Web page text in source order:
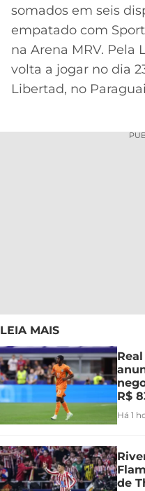
somados em seis
empatado com
na Arena MRV. Pela
volta a jogar no dia
Libertad, no
LEIA MAIS
R$
Há 1
de